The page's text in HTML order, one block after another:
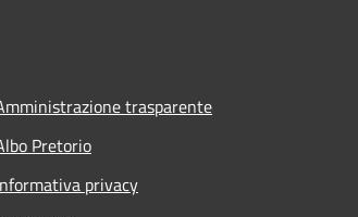
trasparente
Pretorio
privacy